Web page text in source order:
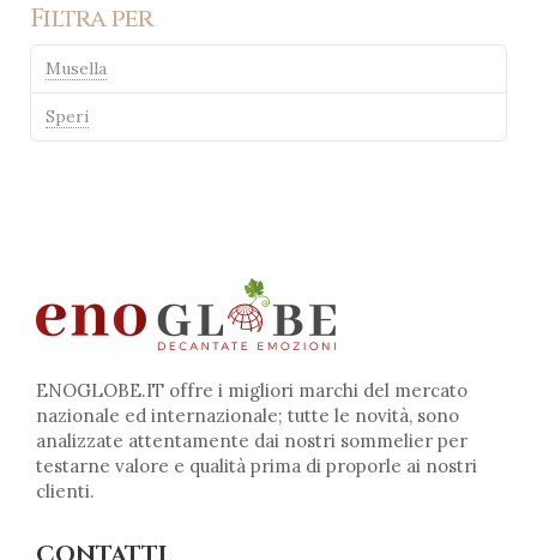
Filtra per
Musella
Speri
ENOGLOBE.IT offre i migliori marchi del mercato
nazionale ed internazionale; tutte le novità, sono
analizzate attentamente dai nostri sommelier per
testarne valore e qualità prima di proporle ai nostri
clienti.